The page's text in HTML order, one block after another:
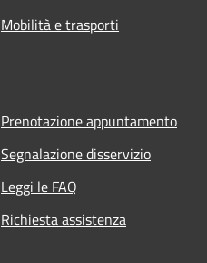
Mobilità e trasporti
Prenotazione appuntamento
Segnalazione disservizio
Leggi le FAQ
Richiesta assistenza